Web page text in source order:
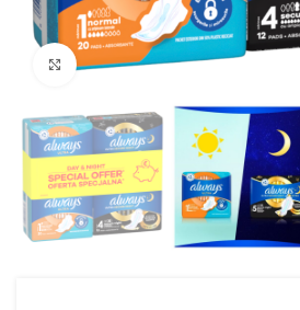
Suurenda